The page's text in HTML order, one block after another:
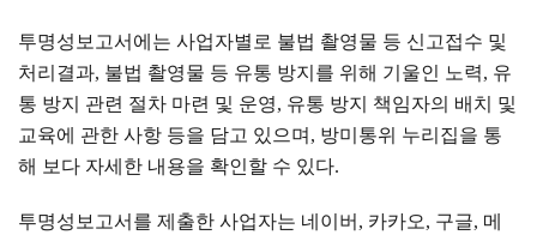
투명성보고서에는 사업자별로 불법 촬영물 등 신고접수 및
처리결과, 불법 촬영물 등 유통 방지를 위해 기울인 노력, 유
통 방지 관련 절차 마련 및 운영, 유통 방지 책임자의 배치 및
교육에 관한 사항 등을 담고 있으며 , 방미통위 누리집을 통
해 보다 자세한 내용을 확인할 수 있다.
투명성보고서를 제출한 사업자는 네이버 , 카카오, 구글, 메